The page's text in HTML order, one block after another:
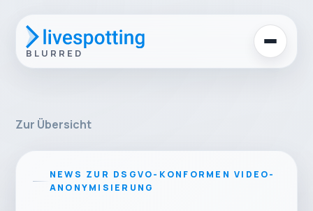
BLURRED
Zur Übersicht
NEWS ZUR DSGVO-KONFORMEN VIDEO-
ANONYMISIERUNG